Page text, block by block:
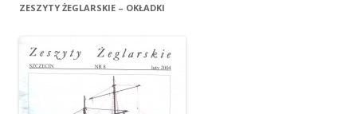
ZESZYTY ŻEGLARSKIE – OKŁADKI